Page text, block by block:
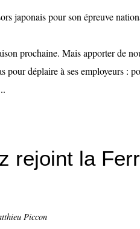
prochaine. Mais apporter de
pour déplaire à ses employeurs :
rejoint la
Piccon